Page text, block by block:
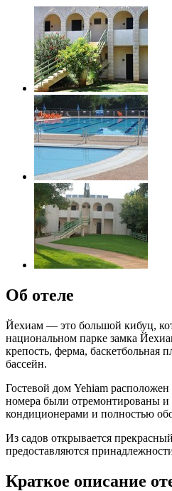
Об отеле
Йехиам — это большой кибуц,
национальном парке замка
крепость, ферма, баскетбольная
бассейн.
Гостевой дом Yehiam
номера были отремонтированы и
кондиционерами и полностью
Из садов открывается
предоставляются
Краткое описание